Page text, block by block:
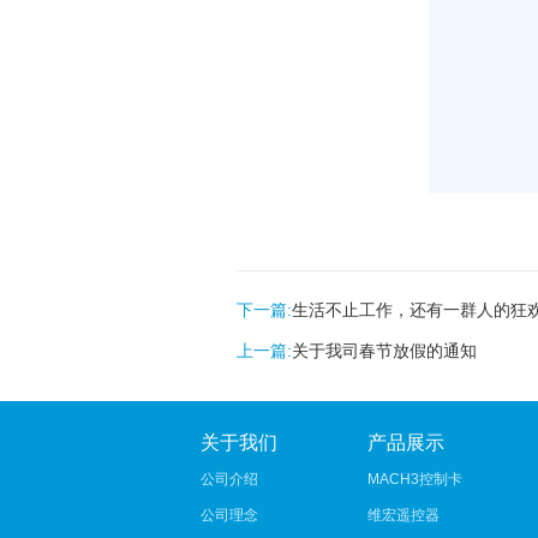
下一篇:生活不止工作，还有一群人的狂
上一篇:关于我司春节放假的通知
关于我们
公司介绍
公司理念
产品展示
MACH3控制卡
维宏遥控器